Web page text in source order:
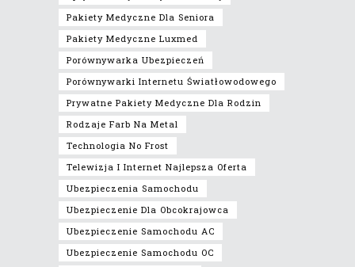
Pakiety Medyczne Dla Seniora
Pakiety Medyczne Luxmed
Porównywarka Ubezpieczeń
Porównywarki Internetu Światłowodowego
Prywatne Pakiety Medyczne Dla Rodzin
Rodzaje Farb Na Metal
Technologia No Frost
Telewizja I Internet Najlepsza Oferta
Ubezpieczenia Samochodu
Ubezpieczenie Dla Obcokrajowca
Ubezpieczenie Samochodu AC
Ubezpieczenie Samochodu OC